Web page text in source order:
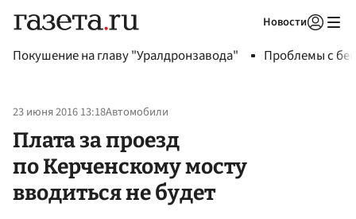
Новости
Покушение на главу "Уралдронзавода" Проблемы с
23 июня 2016 13:18Автомобили
Плата за проезд
по Керченскому мосту
вводиться не будет